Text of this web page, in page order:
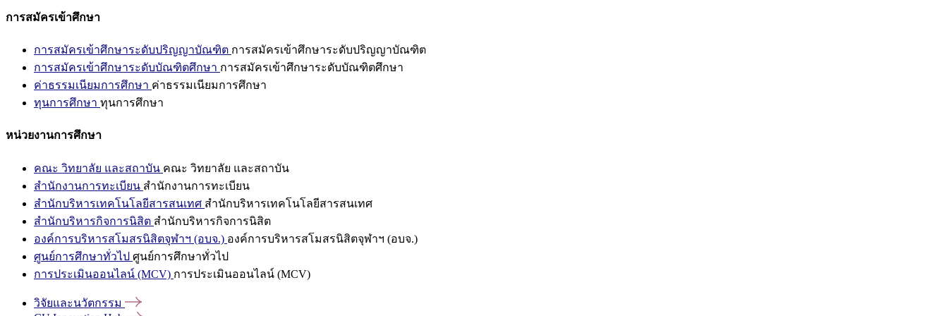
การสมัครเข้าศึกษา
การสมัครเข้าศึกษาระดับปริญญาบัณฑิต การสมัครเข้าศึกษาระดับปริญญาบัณฑิต
การสมัครเข้าศึกษาระดับบัณฑิตศึกษา การสมัครเข้าศึกษาระดับบัณฑิตศึกษา
ค่าธรรมเนียมการศึกษา ค่าธรรมเนียมการศึกษา
ทุนการศึกษา ทุนการศึกษา
หน่วยงานการศึกษา
คณะ วิทยาลัย และสถาบัน คณะ วิทยาลัย และสถาบัน
สำนักงานการทะเบียน สำนักงานการทะเบียน
สำนักบริหารเทคโนโลยีสารสนเทศ สำนักบริหารเทคโนโลยีสารสนเทศ
สำนักบริหารกิจการนิสิต สำนักบริหารกิจการนิสิต
องค์การบริหารสโมสรนิสิตจุฬาฯ (อบจ.) องค์การบริหารสโมสรนิสิตจุฬาฯ (อบจ.)
ศูนย์การศึกษาทั่วไป ศูนย์การศึกษาทั่วไป
การประเมินออนไลน์ (MCV) การประเมินออนไลน์ (MCV)
วิจัยและนวัตกรรม